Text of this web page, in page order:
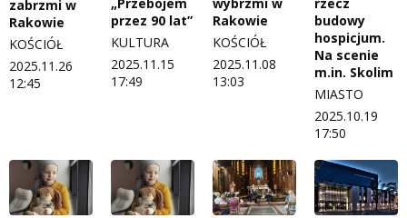
zabrzmi w
Rakowie
KOŚCIÓŁ
2025.11.26
12:45
przez 90 lat”
KULTURA
2025.11.15
17:49
Rakowie
KOŚCIÓŁ
2025.11.08
13:03
budowy
hospicjum.
Na scenie
m.in. Skolim
MIASTO
2025.10.19
17:50